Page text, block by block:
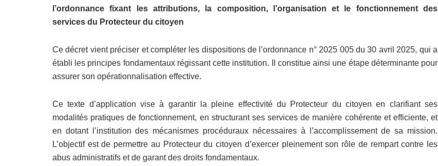
l’ordonnance fixant les attributions, la composition, l’organisation et le fonctionnement des
services du Protecteur du citoyen
Ce décret vient préciser et compléter les dispositions de l’ordonnance n° 2025 005 du 30 avril 2025, qui a
établi les principes fondamentaux régissant cette institution. Il constitue ainsi une étape déterminante pour
assurer son opérationnalisation effective.
Ce texte d’application vise à garantir la pleine effectivité du Protecteur du citoyen en clarifiant ses
modalités pratiques de fonctionnement, en structurant ses services de manière cohérente et efficiente, et
en dotant l’institution des mécanismes procéduraux nécessaires à l’accomplissement de sa mission.
L’objectif est de permettre au Protecteur du citoyen d’exercer pleinement son rôle de rempart contre les
abus administratifs et de garant des droits fondamentaux.